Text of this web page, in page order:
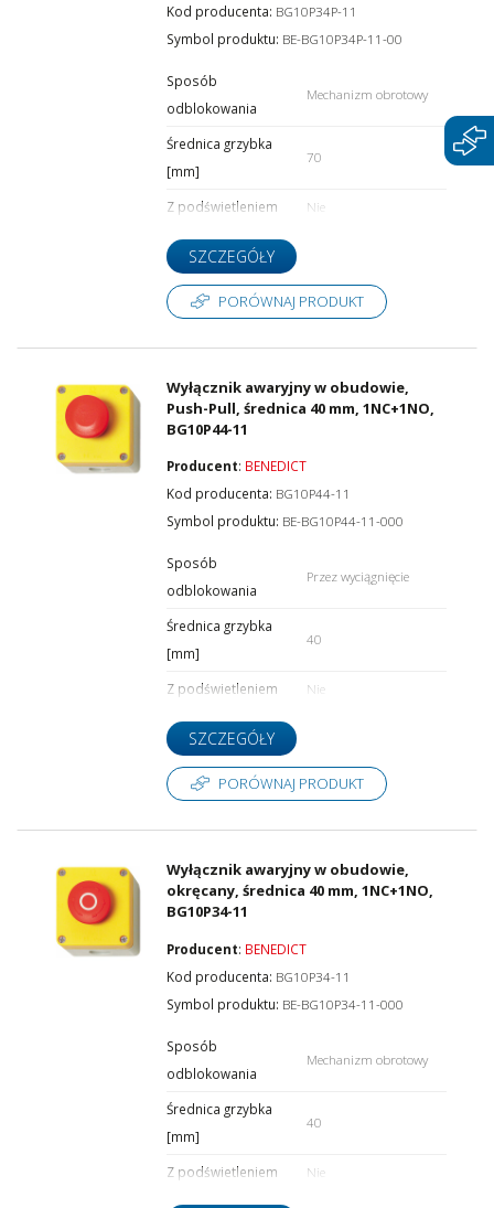
Kod producenta: BG10P34P-11
Symbol produktu: BE-BG10P34P-11-00
Sposób
odblokowania
Mechanizm obrotowy
Średnica grzybka
[mm]
70
Z podświetleniem Nie
SZCZEGÓŁY
PORÓWNAJ PRODUKT
Wyłącznik awaryjny w obudowie,
Push-Pull, średnica 40 mm, 1NC+1NO,
BG10P44-11
Producent: BENEDICT
Kod producenta: BG10P44-11
Symbol produktu: BE-BG10P44-11-000
Sposób
odblokowania
Przez wyciągnięcie
Średnica grzybka
[mm]
40
Z podświetleniem Nie
SZCZEGÓŁY
PORÓWNAJ PRODUKT
Wyłącznik awaryjny w obudowie,
okręcany, średnica 40 mm, 1NC+1NO,
BG10P34-11
Producent: BENEDICT
Kod producenta: BG10P34-11
Symbol produktu: BE-BG10P34-11-000
Sposób
odblokowania
Mechanizm obrotowy
Średnica grzybka
[mm]
40
Z podświetleniem Nie